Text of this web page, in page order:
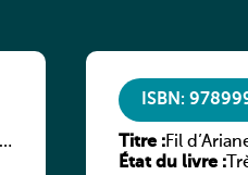
ISBN:
Titre :Fil
État du livre :